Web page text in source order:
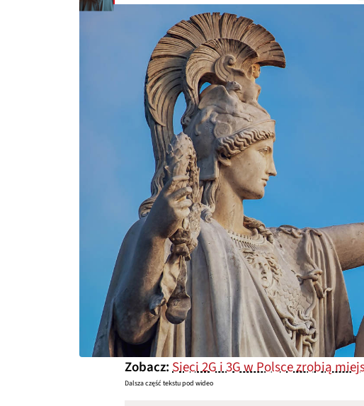
Zobacz:Sieci 2G i 3G w Polsce zrobią
Dalsza część tekstu pod wideo